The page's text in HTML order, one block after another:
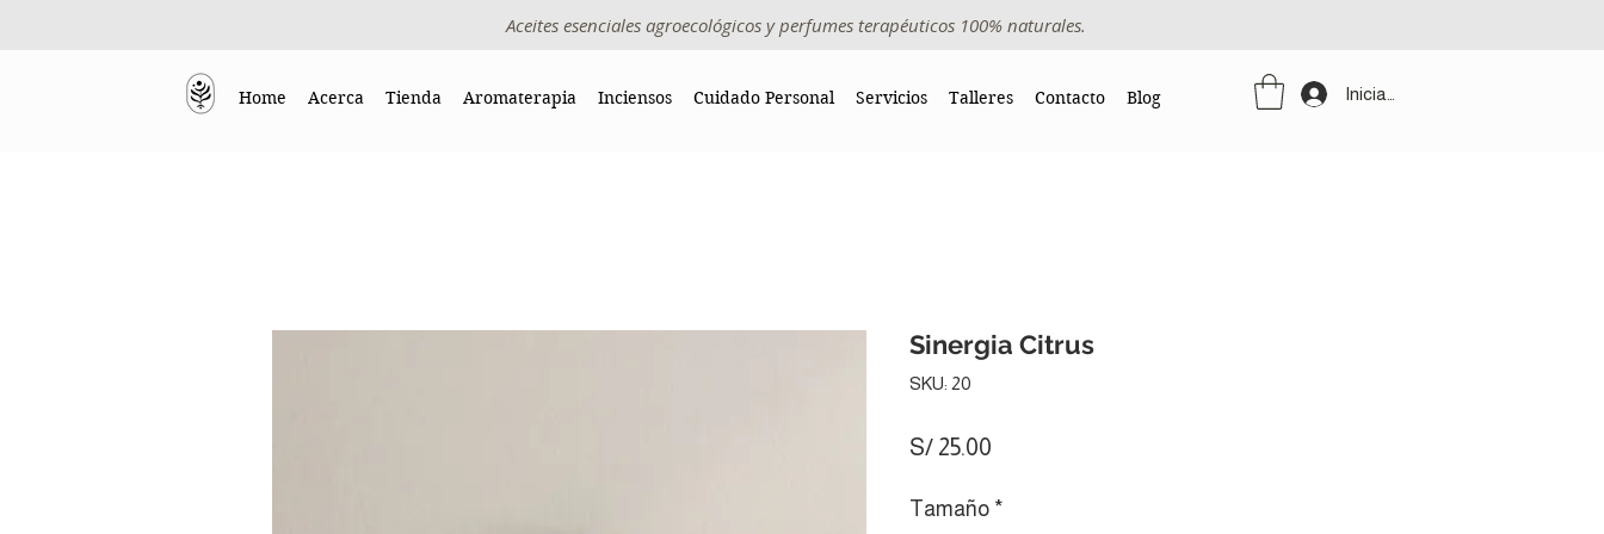
Aceites esenciales agroecológicos y perfumes terapéuticos 100% naturales.
Home Acerca Tienda Aromaterapia Inciensos Cuidado Personal Servicios Talleres Contacto Blog Iniciar sesión
Sinergia Citrus
SKU: 20
S/ 25.00
Tamaño *